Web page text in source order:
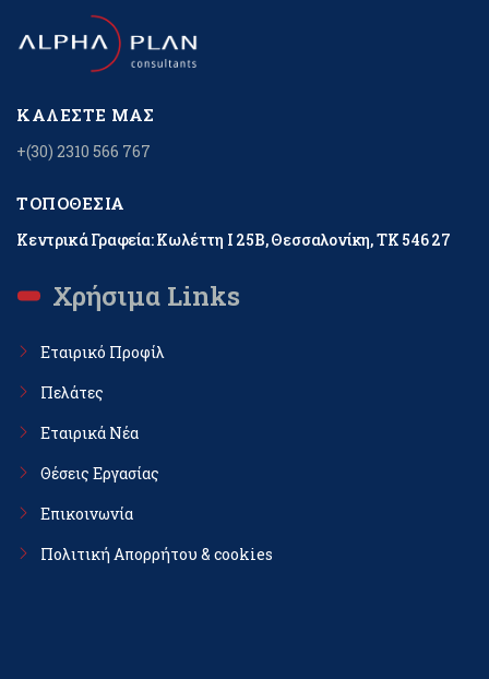
ΚΑΛΈΣΤΕ ΜΑΣ
+(30) 2310 566 767
ΤΟΠΟΘΕΣΊΑ
Κεντρικά Γραφεία: Κωλέττη Ι 25Β, Θεσσαλονίκη, ΤΚ 546 27
Χρήσιμα Links
Εταιρικό Προφίλ
Πελάτες
Εταιρικά Νέα
Θέσεις Εργασίας
Επικοινωνία
Πολιτική Απορρήτου & cookies